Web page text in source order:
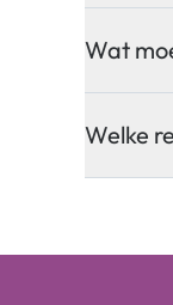
Wat
Welke